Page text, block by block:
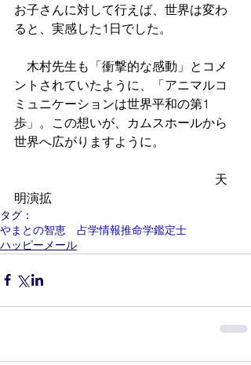
お子さんに対して行えば、世界は変わ
ると、実感した1日でした。
木村先生も「衝撃的な感動」とコメ
ントされていたように、「アニマルコ
ミュニケーションは世界平和の第1
歩」。この想いが、カムスホールから
世界へ広がりますように。
天
明演拡
タグ：
やまとの智恵 占学情報推命学鑑定士
ハッピーメール